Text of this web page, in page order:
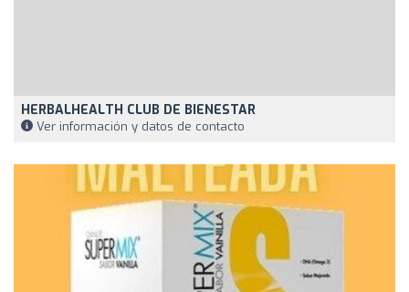
HERBALHEALTH CLUB DE BIENESTAR
Ver información y datos de contacto